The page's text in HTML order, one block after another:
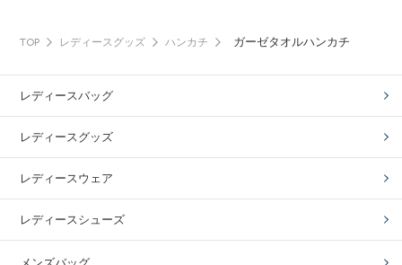
TOP レディースグッズ ハンカチ ガーゼタオルハンカチ
レディースバッグ
レディースグッズ
レディースウェア
レディースシューズ